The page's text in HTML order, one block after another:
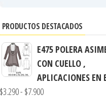
PRODUCTOS DESTACADOS
E475 POLERA
CON CUELLO ,
APLICACIONES EN
$3.290- $7.900Rango